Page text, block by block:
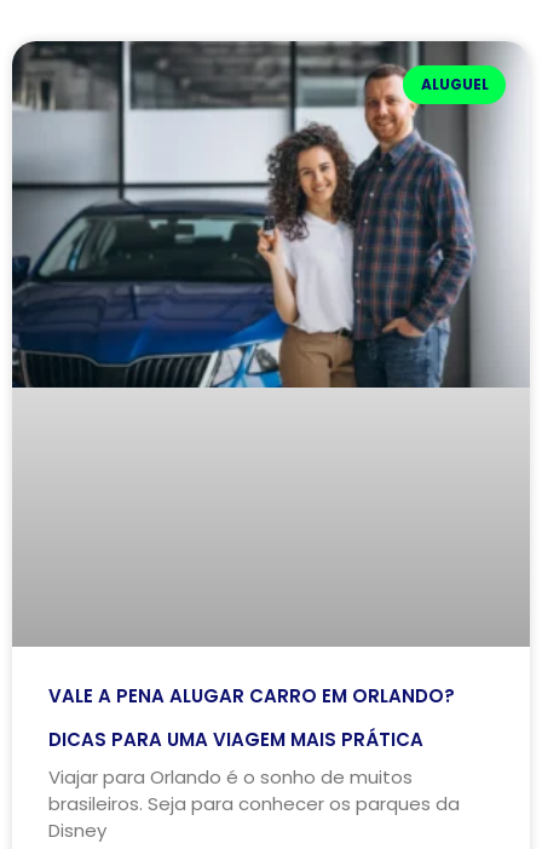
ALUGUEL
VALE A PENA ALUGAR CARRO EM ORLANDO?
DICAS PARA UMA VIAGEM MAIS PRÁTICA
Viajar para Orlando é o sonho de muitos
brasileiros. Seja para conhecer os parques da
Disney